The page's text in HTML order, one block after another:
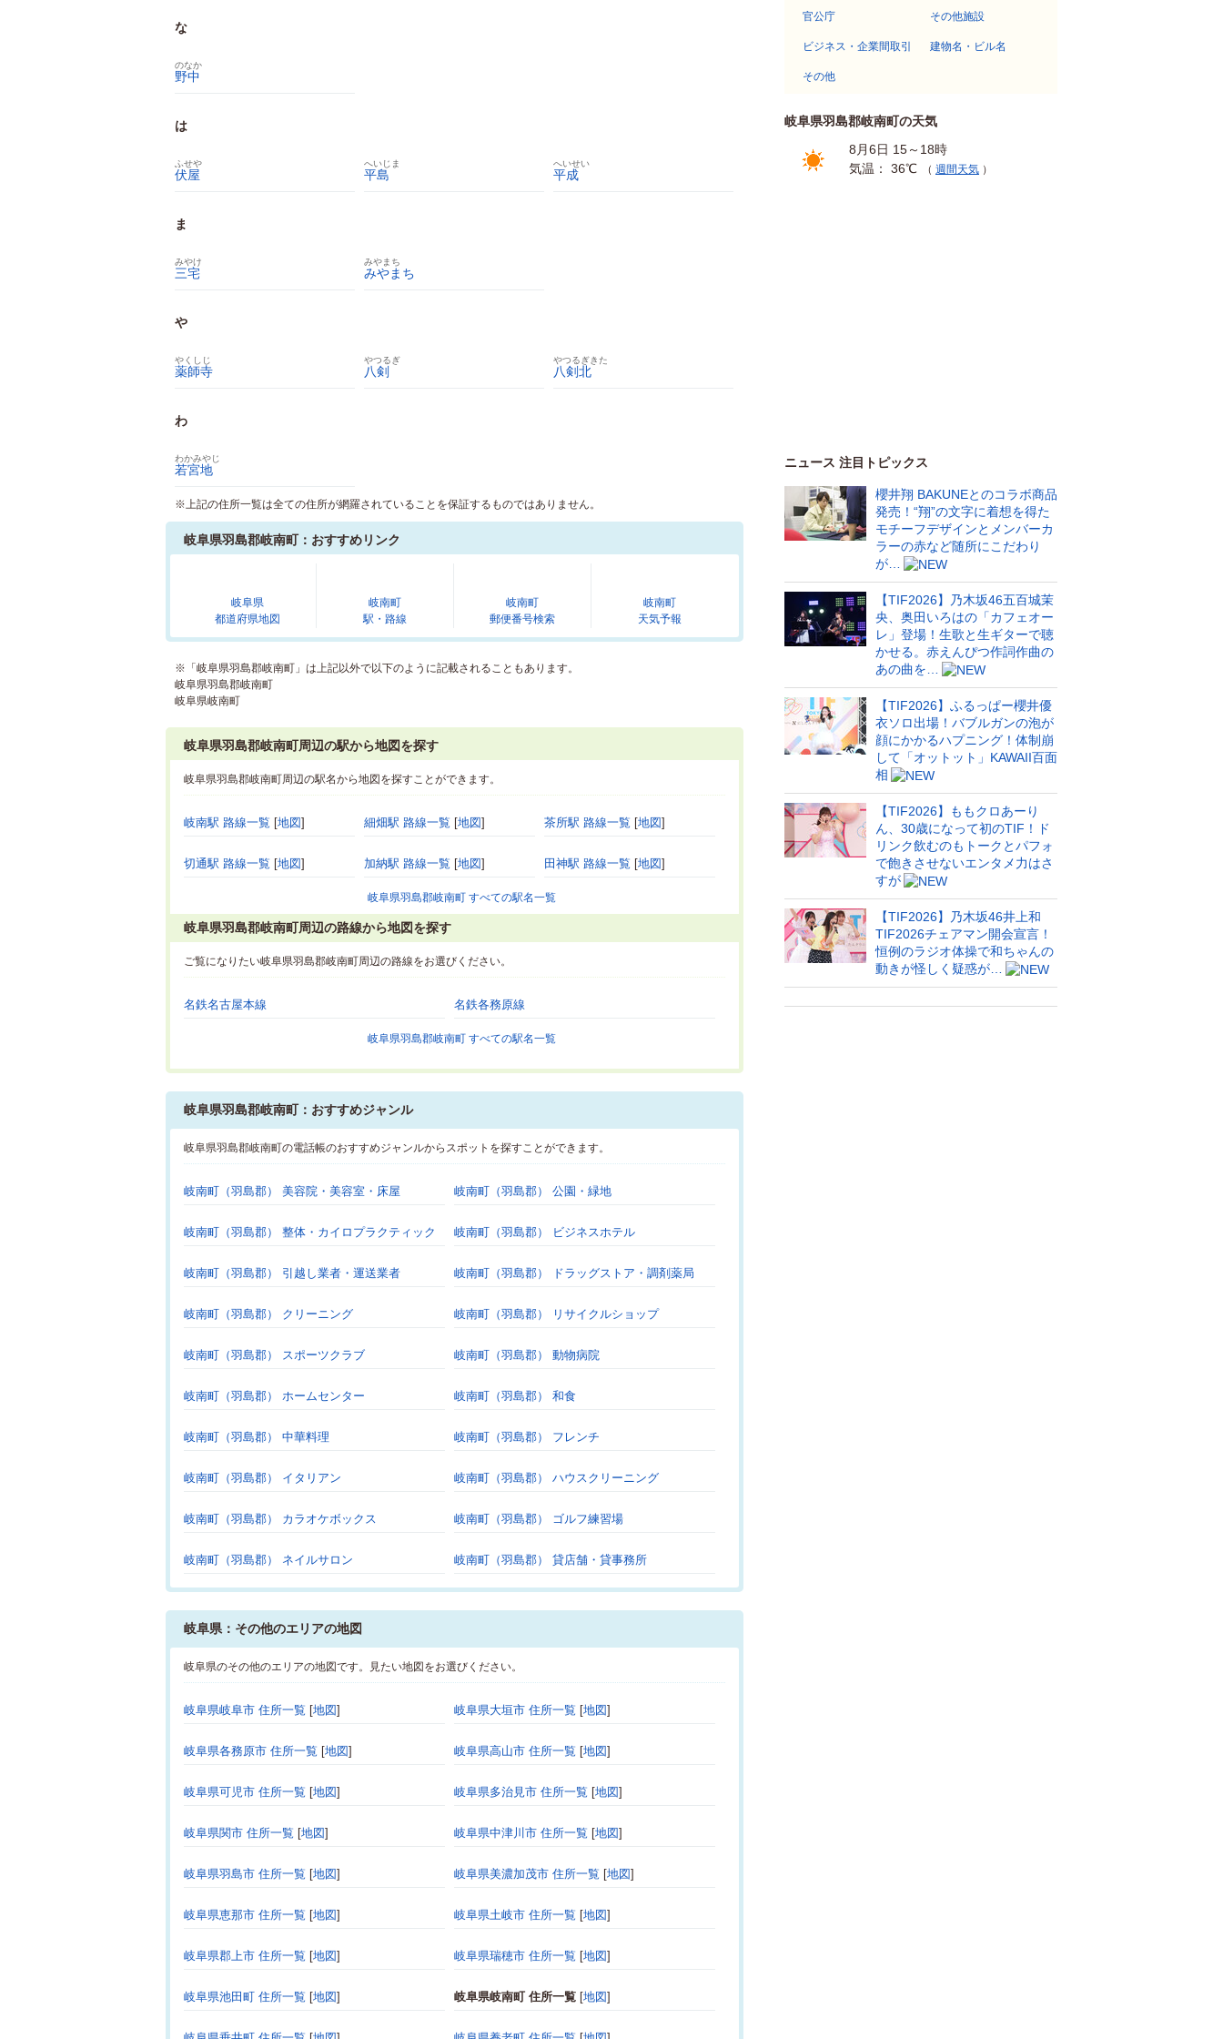
な
のなか
野中
は
ふせや
伏屋
へいじま
平島
へいせい
平成
ま
みやけ
三宅
みやまち
みやまち
や
やくしじ
薬師寺
やつるぎ
八剣
やつるぎきた
八剣北
わ
わかみやじ
若宮地
※上記の住所一覧は全ての住所が網羅されていることを保証するものではありません。
岐阜県羽島郡岐南町：おすすめリンク
岐阜県
都道府県地図
岐南町
駅・路線
岐南町
郵便番号検索
岐南町
天気予報
※「岐阜県羽島郡岐南町」は上記以外で以下のように記載されることもあります。
岐阜県羽島郡岐南町
岐阜県岐南町
岐阜県羽島郡岐南町周辺の駅から地図を探す
岐阜県羽島郡岐南町周辺の駅名から地図を探すことができます。
岐南駅 路線一覧 [地図] 細畑駅 路線一覧 [地図] 茶所駅 路線一覧 [地図]
切通駅 路線一覧 [地図] 加納駅 路線一覧 [地図] 田神駅 路線一覧 [地図]
岐阜県羽島郡岐南町 すべての駅名一覧
岐阜県羽島郡岐南町周辺の路線から地図を探す
ご覧になりたい岐阜県羽島郡岐南町周辺の路線をお選びください。
名鉄名古屋本線 名鉄各務原線
岐阜県羽島郡岐南町 すべての駅名一覧
岐阜県羽島郡岐南町：おすすめジャンル
岐阜県羽島郡岐南町の電話帳のおすすめジャンルからスポットを探すことができます。
岐南町（羽島郡） 美容院・美容室・床屋 岐南町（羽島郡） 公園・緑地
岐南町（羽島郡） 整体・カイロプラクティック 岐南町（羽島郡） ビジネスホテル
岐南町（羽島郡） 引越し業者・運送業者 岐南町（羽島郡） ドラッグストア・調剤薬局
岐南町（羽島郡） クリーニング 岐南町（羽島郡） リサイクルショップ
岐南町（羽島郡） スポーツクラブ 岐南町（羽島郡） 動物病院
岐南町（羽島郡） ホームセンター 岐南町（羽島郡） 和食
岐南町（羽島郡） 中華料理 岐南町（羽島郡） フレンチ
岐南町（羽島郡） イタリアン 岐南町（羽島郡） ハウスクリーニング
岐南町（羽島郡） カラオケボックス 岐南町（羽島郡） ゴルフ練習場
岐南町（羽島郡） ネイルサロン 岐南町（羽島郡） 貸店舗・貸事務所
岐阜県：その他のエリアの地図
岐阜県のその他のエリアの地図です。見たい地図をお選びください。
岐阜県岐阜市 住所一覧 [地図] 岐阜県大垣市 住所一覧 [地図]
岐阜県各務原市 住所一覧 [地図] 岐阜県高山市 住所一覧 [地図]
岐阜県可児市 住所一覧 [地図] 岐阜県多治見市 住所一覧 [地図]
岐阜県関市 住所一覧 [地図] 岐阜県中津川市 住所一覧 [地図]
岐阜県羽島市 住所一覧 [地図] 岐阜県美濃加茂市 住所一覧 [地図]
岐阜県恵那市 住所一覧 [地図] 岐阜県土岐市 住所一覧 [地図]
岐阜県郡上市 住所一覧 [地図] 岐阜県瑞穂市 住所一覧 [地図]
岐阜県池田町 住所一覧 [地図] 岐阜県岐南町 住所一覧 [地図]
官公庁 その他施設
ビジネス・企業間取引 建物名・ビル名
その他
岐阜県羽島郡岐南町の天気
8月6日 15～18時
気温： 36℃
（ 週間天気 ）
ニュース 注目トピックス
櫻井翔 BAKUNEとのコラボ商品
発売！“翔”の文字に着想を得た
モチーフデザインとメンバーカ
ラーの赤など随所にこだわり
が…
【TIF2026】乃木坂46五百城茉
央、奥田いろはの「カフェオー
レ」登場！生歌と生ギターで聴
かせる。赤えんぴつ作詞作曲の
あの曲を…
【TIF2026】ふるっぱー櫻井優
衣ソロ出場！バブルガンの泡が
顔にかかるハプニング！体制崩
して「オットット」KAWAII百面
相
【TIF2026】ももクロあーり
ん、30歳になって初のTIF！ド
リンク飲むのもトークとパフォ
で飽きさせないエンタメ力はさ
すが
【TIF2026】乃木坂46井上和
TIF2026チェアマン開会宣言！
恒例のラジオ体操で和ちゃんの
動きが怪しく疑惑が…